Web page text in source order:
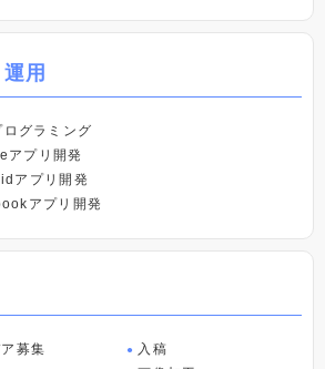
⽤
グラミング
アプリ開発
アプリ開発
アプリ開発
募集 ● 入稿